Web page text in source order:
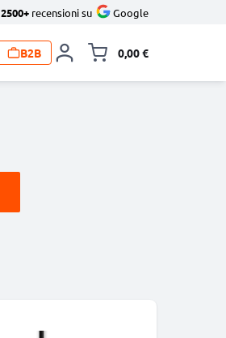
2500+ recensioni su Google
B2B 0,00 €